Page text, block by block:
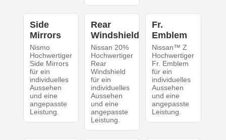
Side
Mirrors
Nismo
Hochwertiger
Side Mirrors
für ein
individuelles
Aussehen
und eine
angepasste
Leistung.
Rear
Windshield
Nissan 20%
Hochwertiger
Rear
Windshield
für ein
individuelles
Aussehen
und eine
angepasste
Leistung.
Fr.
Emblem
Nissan™ Z
Hochwertiger
Fr. Emblem
für ein
individuelles
Aussehen
und eine
angepasste
Leistung.